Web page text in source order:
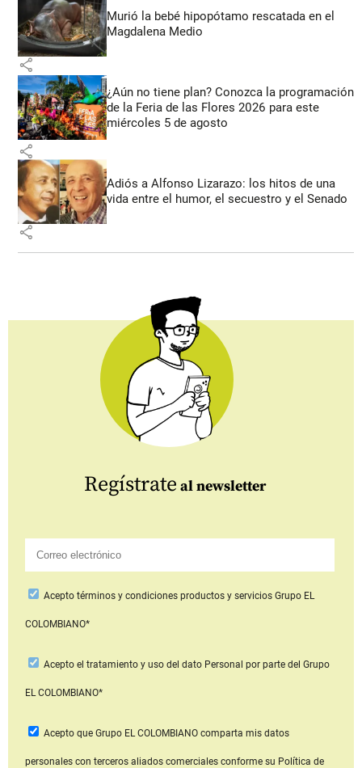
Murió la bebé hipopótamo rescatada en el
Magdalena Medio
share
¿Aún no tiene plan? Conozca la programación
de la Feria de las Flores 2026 para este
miércoles 5 de agosto
share
Adiós a Alfonso Lizarazo: los hitos de una
vida entre el humor, el secuestro y el Senado
share
Regístrate al newsletter
Aceptotérminos y condiciones productos y serviciosGrupo EL
COLOMBIANO*
Acepto el tratamiento y uso del dato Personal por parte del Grupo
EL COLOMBIANO*
Acepto que Grupo EL COLOMBIANOcomparta mis datos
personales con terceros aliados comerciales conforme su Política de